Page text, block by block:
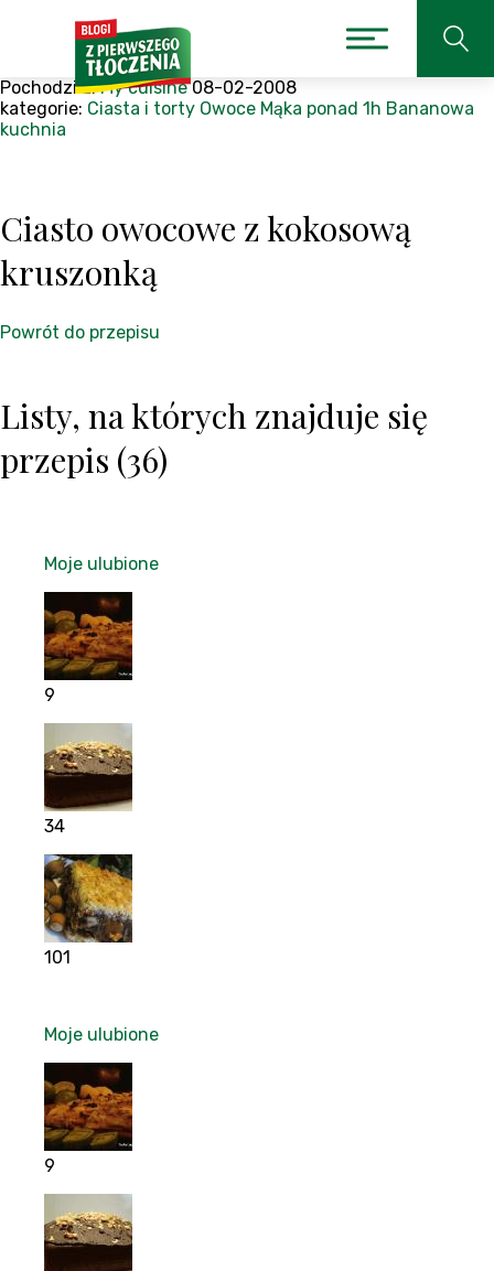
Pochodzi z:My cuisine 08-02-2008
kategorie: Ciasta i torty Owoce Mąka ponad 1h Bananowa
kuchnia
Ciasto owocowe z kokosową
kruszonką
Powrót do przepisu
Listy, na których znajduje się
przepis (36)
Moje ulubione
9
34
101
Moje ulubione
9